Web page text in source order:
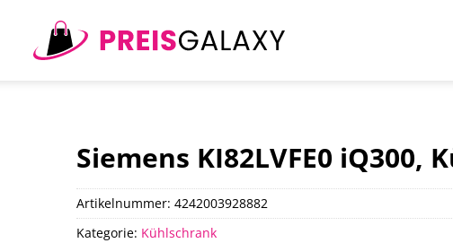
Siemens KI82LVFE0 iQ300,
Artikelnummer: 4242003928882
Kategorie: Kühlschrank